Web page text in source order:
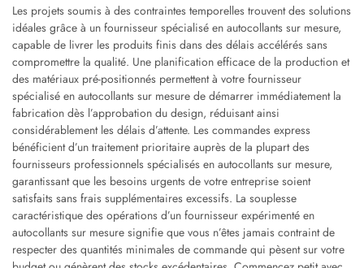
Les projets soumis à des contraintes temporelles trouvent des solutions
idéales grâce à un fournisseur spécialisé en autocollants sur mesure,
capable de livrer les produits finis dans des délais accélérés sans
compromettre la qualité. Une planification efficace de la production et
des matériaux pré-positionnés permettent à votre fournisseur
spécialisé en autocollants sur mesure de démarrer immédiatement la
fabrication dès l’approbation du design, réduisant ainsi
considérablement les délais d’attente. Les commandes express
bénéficient d’un traitement prioritaire auprès de la plupart des
fournisseurs professionnels spécialisés en autocollants sur mesure,
garantissant que les besoins urgents de votre entreprise soient
satisfaits sans frais supplémentaires excessifs. La souplesse
caractéristique des opérations d’un fournisseur expérimenté en
autocollants sur mesure signifie que vous n’êtes jamais contraint de
respecter des quantités minimales de commande qui pèsent sur votre